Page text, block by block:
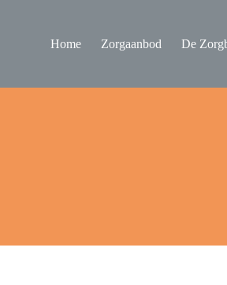
Home Zorgaanbod De